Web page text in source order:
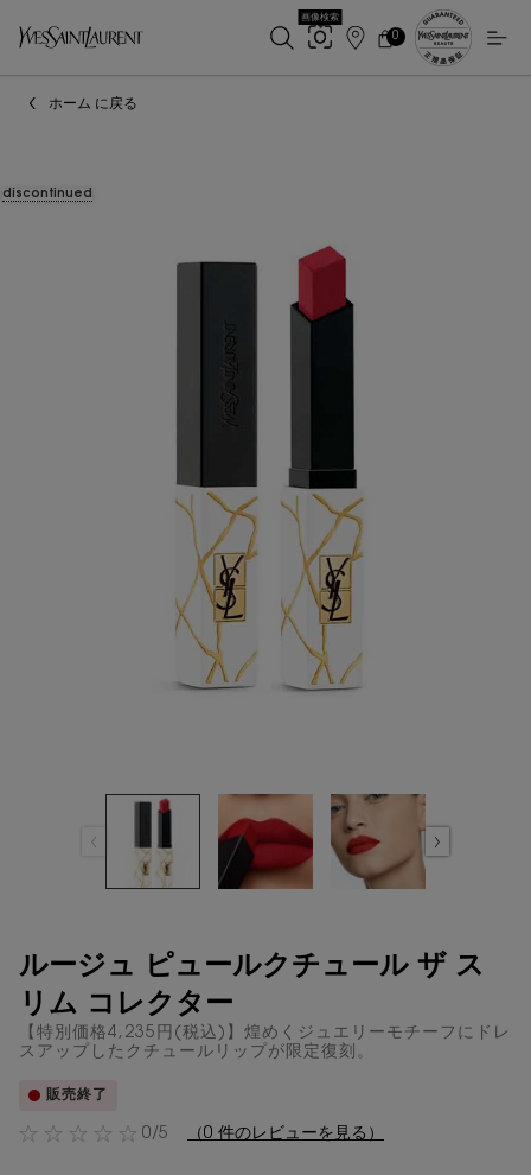
画像検索
店
カ
0
0 カート内の製品
ホーム に戻る
discontinued
ルージュ ピュールクチュール ザ ス
リム コレクター
【特別価格4,235円(税込)】煌めくジュエリーモチーフにドレ
スアップしたクチュールリップが限定復刻。
販売終了
0/5 （0 件のレビューを見る）